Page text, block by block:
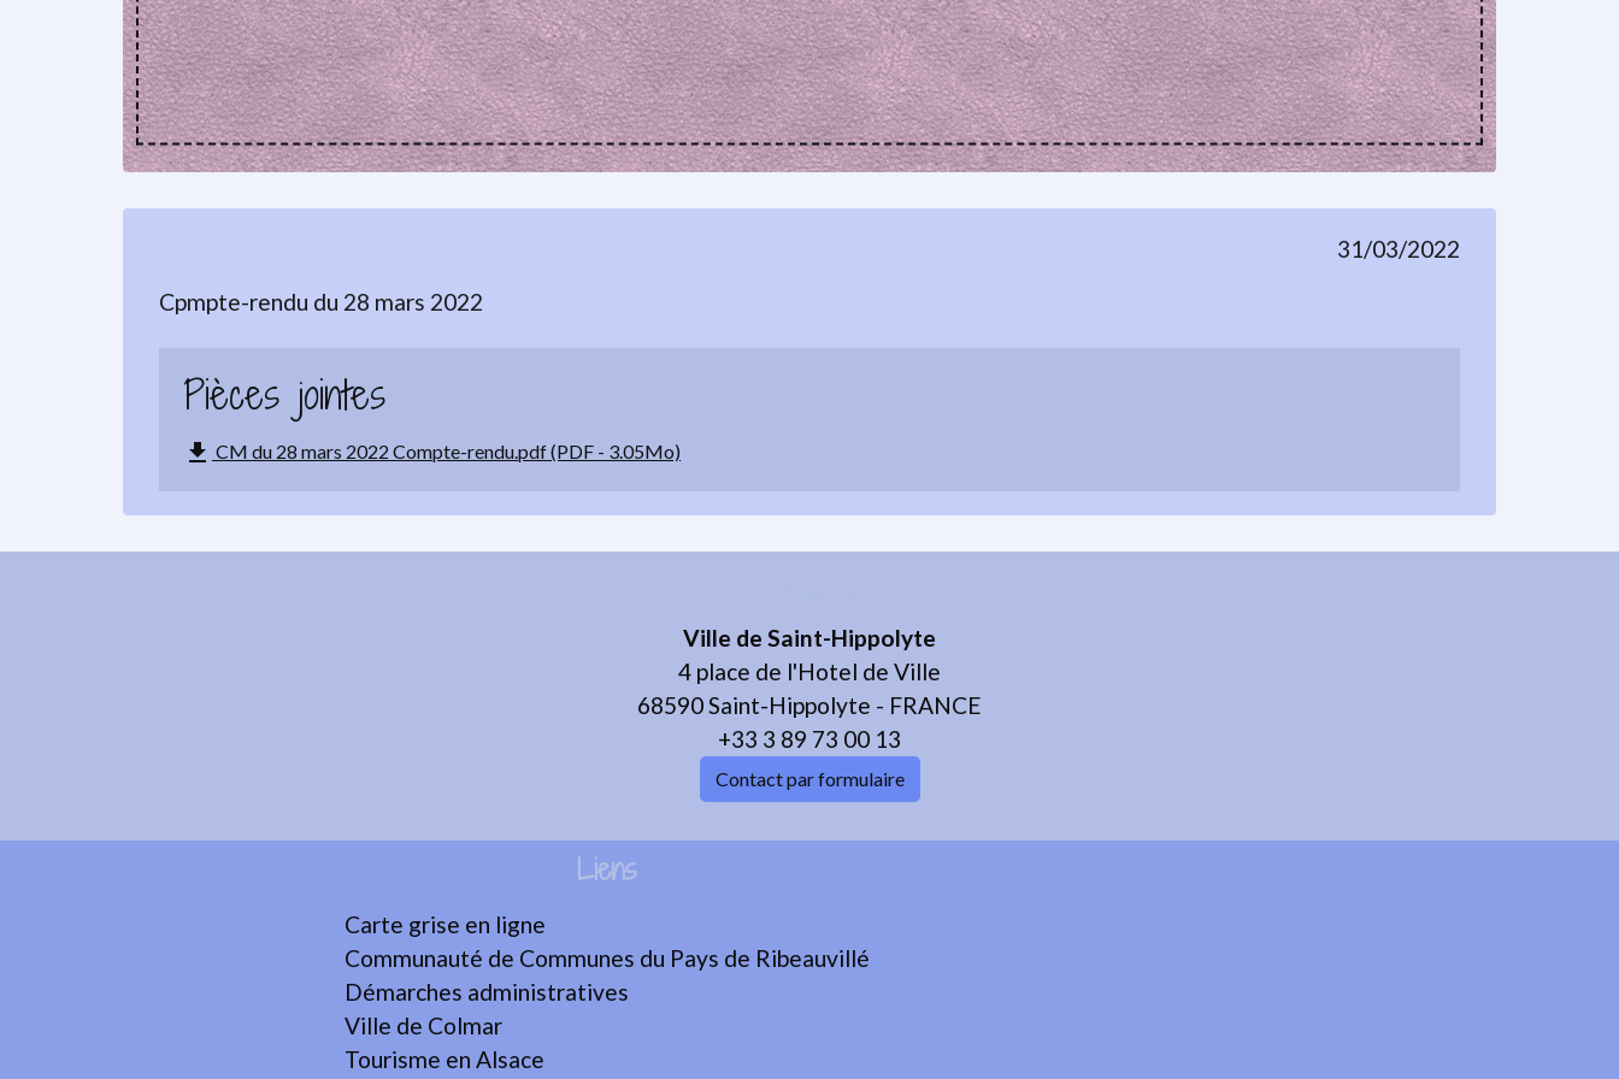
31/03/2022
Cpmpte-rendu du 28 mars 2022
Pièces jointes
file_download CM du 28 mars 2022 Compte-rendu.pdf (PDF - 3.05Mo)
Ville de Saint-Hippolyte
4 place de l'Hotel de Ville
68590 Saint-Hippolyte - FRANCE
+33 3 89 73 00 13
Contact par formulaire
Liens
Carte grise en ligne
Communauté de Communes du Pays de Ribeauvillé
Démarches administratives
Ville de Colmar
Tourisme en Alsace